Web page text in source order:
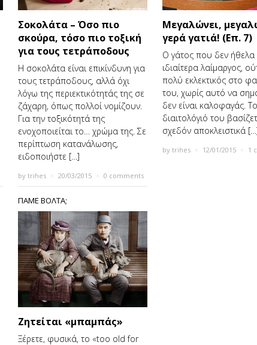
Σοκολάτα – Όσο πιο
σκούρα, τόσο πιο τοξική
για τους τετράποδους
Η σοκολάτα είναι επικίνδυνη για
τους τετράποδους, αλλά όχι
λόγω της περιεκτικότητάς της σε
ζάχαρη, όπως πολλοί νομίζουν.
Για την τοξικότητά της
ενοχοποιείται το… χρώμα της. Σε
περίπτωση κατανάλωσης,
ειδοποιήστε […]
by trihes 20/03/2015 0 comments
Μεγαλώνει,
γερά γατιά! (Επ. 7)
Ο γάτος που δεν ήθελα
ιδιαίτερα λαίμαργος,
πολύ εκλεκτικός στο
του, χωρίς αυτό να
δεν είναι καλοφαγάς. Το
διαιτολόγιό του
σχεδόν αποκλειστικά
by trihes 12/01/2015 1
ΠΑΜΕ ΒΟΛΤΑ;
Ζητείται «μπαμπάς»
Ξέρετε, φυσικά, το «too old for